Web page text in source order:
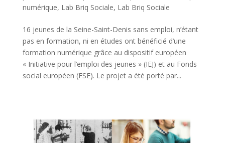
numérique, Lab Briq Sociale, Lab Briq Sociale
16 jeunes de la Seine-Saint-Denis sans emploi, n’étant
pas en formation, ni en études ont bénéficié d’une
formation numérique grâce au dispositif européen
« Initiative pour l’emploi des jeunes » (IEJ) et au Fonds
social européen (FSE). Le projet a été porté par...